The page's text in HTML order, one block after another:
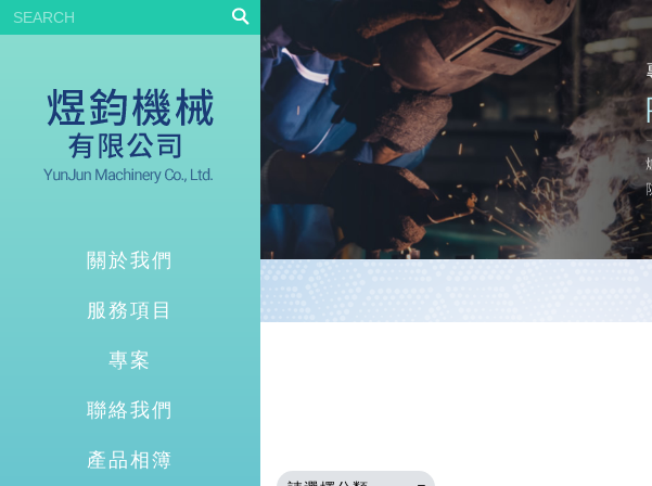
關於我們
服務項目
專案
聯絡我們
產品相簿